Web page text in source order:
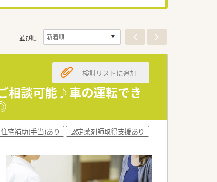
並び順
相談可能♪車の運転でき
検討リストに追加
住宅補助(手当)あり 認定薬剤師取得支援あり